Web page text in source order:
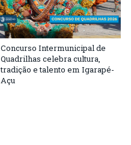
Concurso Intermunicipal de
Quadrilhas celebra cultura,
tradição e talento em Igarapé-
Açu